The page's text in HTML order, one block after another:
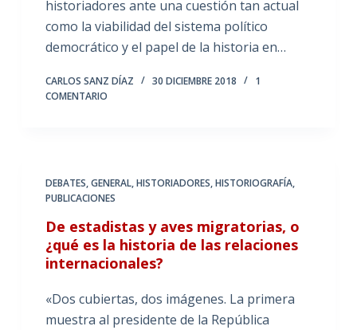
historiadores ante una cuestión tan actual
como la viabilidad del sistema político
democrático y el papel de la historia en…
CARLOS SANZ DÍAZ 30 DICIEMBRE 2018
1
COMENTARIO
DEBATES,GENERAL,HISTORIADORES,HISTORIOGRAFÍA,
PUBLICACIONES
De estadistas y aves migratorias, o
¿qué es la historia de las relaciones
internacionales?
«Dos cubiertas, dos imágenes. La primera
muestra al presidente de la República